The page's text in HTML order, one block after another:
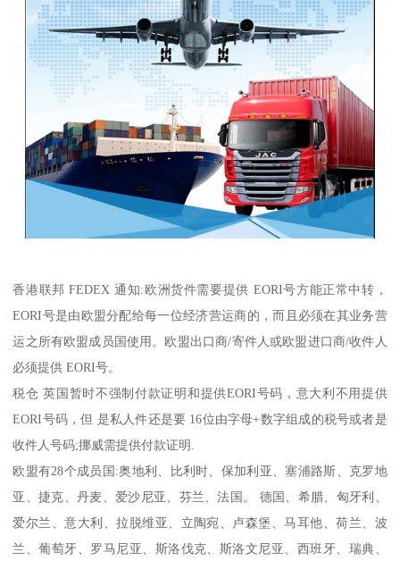
香港联邦 FEDEX 通知:欧洲货件需要提供 EORI号方能正常中转，
EORI号是由欧盟分配给每一位经济营运商的，而且必须在其业务营
运之所有欧盟成员国使用。欧盟出口商/寄件人或欧盟进口商/收件人
必须提供 EORI号。
税仓 英国暂时不强制付款证明和提供EORI号码，意大利不用提供
EORI号码，但 是私人件还是要 16位由字母+数字组成的税号或者是
收件人号码;挪威需提供付款证明.
欧盟有28个成员国:奥地利、比利时、保加利亚、塞浦路斯、克罗地
亚、捷克、丹麦、爱沙尼亚、芬兰、法国。 德国、希腊、匈牙利、
爱尔兰、意大利、拉脱维亚、立陶宛、卢森堡、马耳他、荷兰、波
兰、葡萄牙、罗马尼亚、斯洛伐克、斯洛文尼亚、西班牙、瑞典、